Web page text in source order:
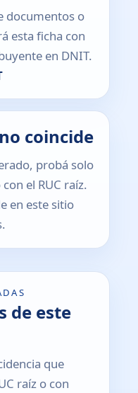
documentos o
esta ficha con
en DNIT.
coincide
probá solo
el RUC raíz.
en este sitio
de este
que
raíz o con